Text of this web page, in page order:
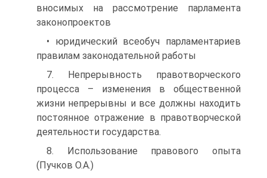
вносимых на рассмотрение парламента
законопроектов
• юридический всеобуч парламентариев
правилам законодательной работы
7. Непрерывность правотворческого
процесса – изменения в общественной
жизни непрерывны и все должны находить
постоянное отражение в правотворческой
деятельности государства.
8. Использование правового опыта
(Пучков О.А.)